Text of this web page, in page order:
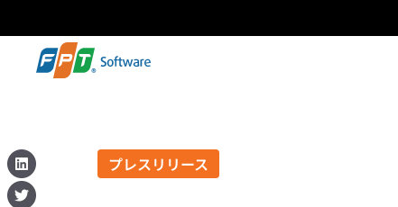
プレスリリース